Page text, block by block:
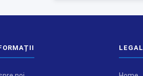
LEGAL